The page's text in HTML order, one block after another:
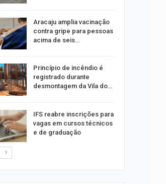
Aracaju amplia vacinação
contra gripe para pessoas
acima de seis…
Princípio de incêndio é
registrado durante
desmontagem da Vila do…
IFS reabre inscrições para
vagas em cursos técnicos
e de graduação